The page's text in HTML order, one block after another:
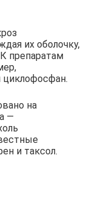
их оболочку,
препаратам
циклофосфан.
на
—
и таксол.